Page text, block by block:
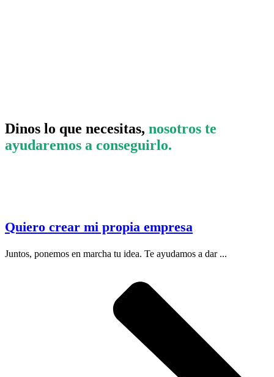
Dinos lo que necesitas, nosotros te
ayudaremos a conseguirlo.
Quiero crear mi propia empresa
Juntos, ponemos en marcha tu idea. Te ayudamos a dar ...